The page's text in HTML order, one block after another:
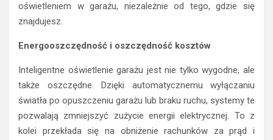
oświetleniem w garażu, niezależnie od tego, gdzie się
znajdujesz.
Energooszczędność i oszczędność kosztów
Inteligentne oświetlenie garażu jest nie tylko wygodne, ale
także oszczędne. Dzięki automatycznemu wyłączaniu
światła po opuszczeniu garażu lub braku ruchu, systemy te
pozwalają zmniejszyć zużycie energii elektrycznej. To z
kolei przekłada się na obniżenie rachunków za prąd i